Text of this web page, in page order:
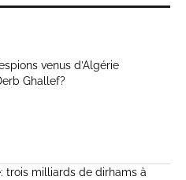
venus d’Algérie
Ghallef?
trois milliards de dirhams à